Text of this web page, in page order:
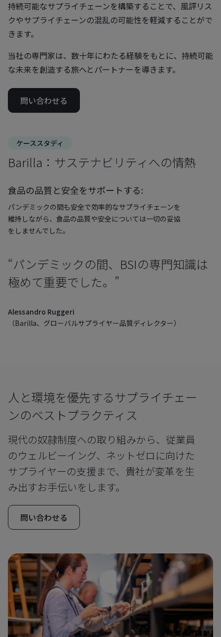
持続可能なサプライチェーンを構築することで、風評リス
クやサプライチェーンの混乱の可能性を軽減することがで
きます。
当社の専門家は、数十年にわたる経験をもとに、持続可能
な未来を創造する旅へとパートナーを導きます。
問い合わせる
ケーススタディ
Barilla：サステナビリティへの情熱
食品の品質と安全をサポートする:
パンデミックの間も安全で効率的なサプライチェーンを
維持しながら、食品の品質や安全については一切の妥協
をしませんでした。
“パンデミックの間、BSIの専門知識は
極めて重要でした。”
Alessandro Ruggeri
（Barilla、グローバルサプライヤー品質ディレクター）
人と環境を優先するサプライチェー
ンのベストプラクティス
現代の奴隷制度への取り組みから、従業員
のウェルビーイング、ネットゼロに向けた
サプライヤーの支援まで、貴社が変革を生
み出すお手伝いをします。
問い合わせる